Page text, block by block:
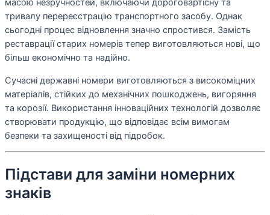
масою незручностей, включаючи дороговартісну та
тривалу перереєстрацію транспортного засобу. Однак
сьогодні процес відновлення значно спростився. Замість
реставрації старих номерів тепер виготовляються нові, що
більш економічно та надійно.
Сучасні державні номери виготовляються з високоміцних
матеріалів, стійких до механічних пошкоджень, вигоряння
та корозії. Використання інноваційних технологій дозволяє
створювати продукцію, що відповідає всім вимогам
безпеки та захищеності від підробок.
Підстави для заміни номерних
знаків